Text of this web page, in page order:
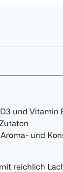
und Vitamin
und
reichlich